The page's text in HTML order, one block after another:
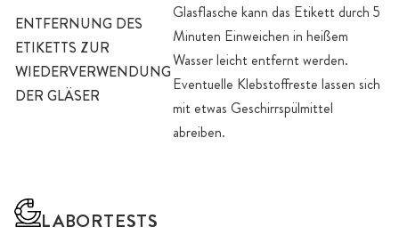
ENTFERNUNG DES
ETIKETTS ZUR
WIEDERVERWENDUNG
DER GLÄSER
Glasflasche kann das Etikett durch 5
Minuten Einweichen in heißem
Wasser leicht entfernt werden.
Eventuelle Klebstoffreste lassen sich
mit etwas Geschirrspülmittel
abreiben.
LABORTESTS